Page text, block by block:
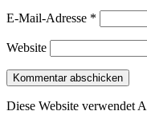
E-Mail-Adresse *
Website
Diese Website verwendet